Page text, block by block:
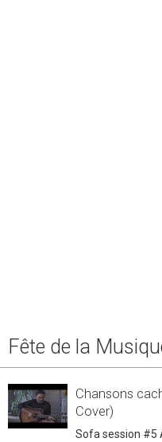
Fête de la
Chansons
Cover)
Sofa session #5